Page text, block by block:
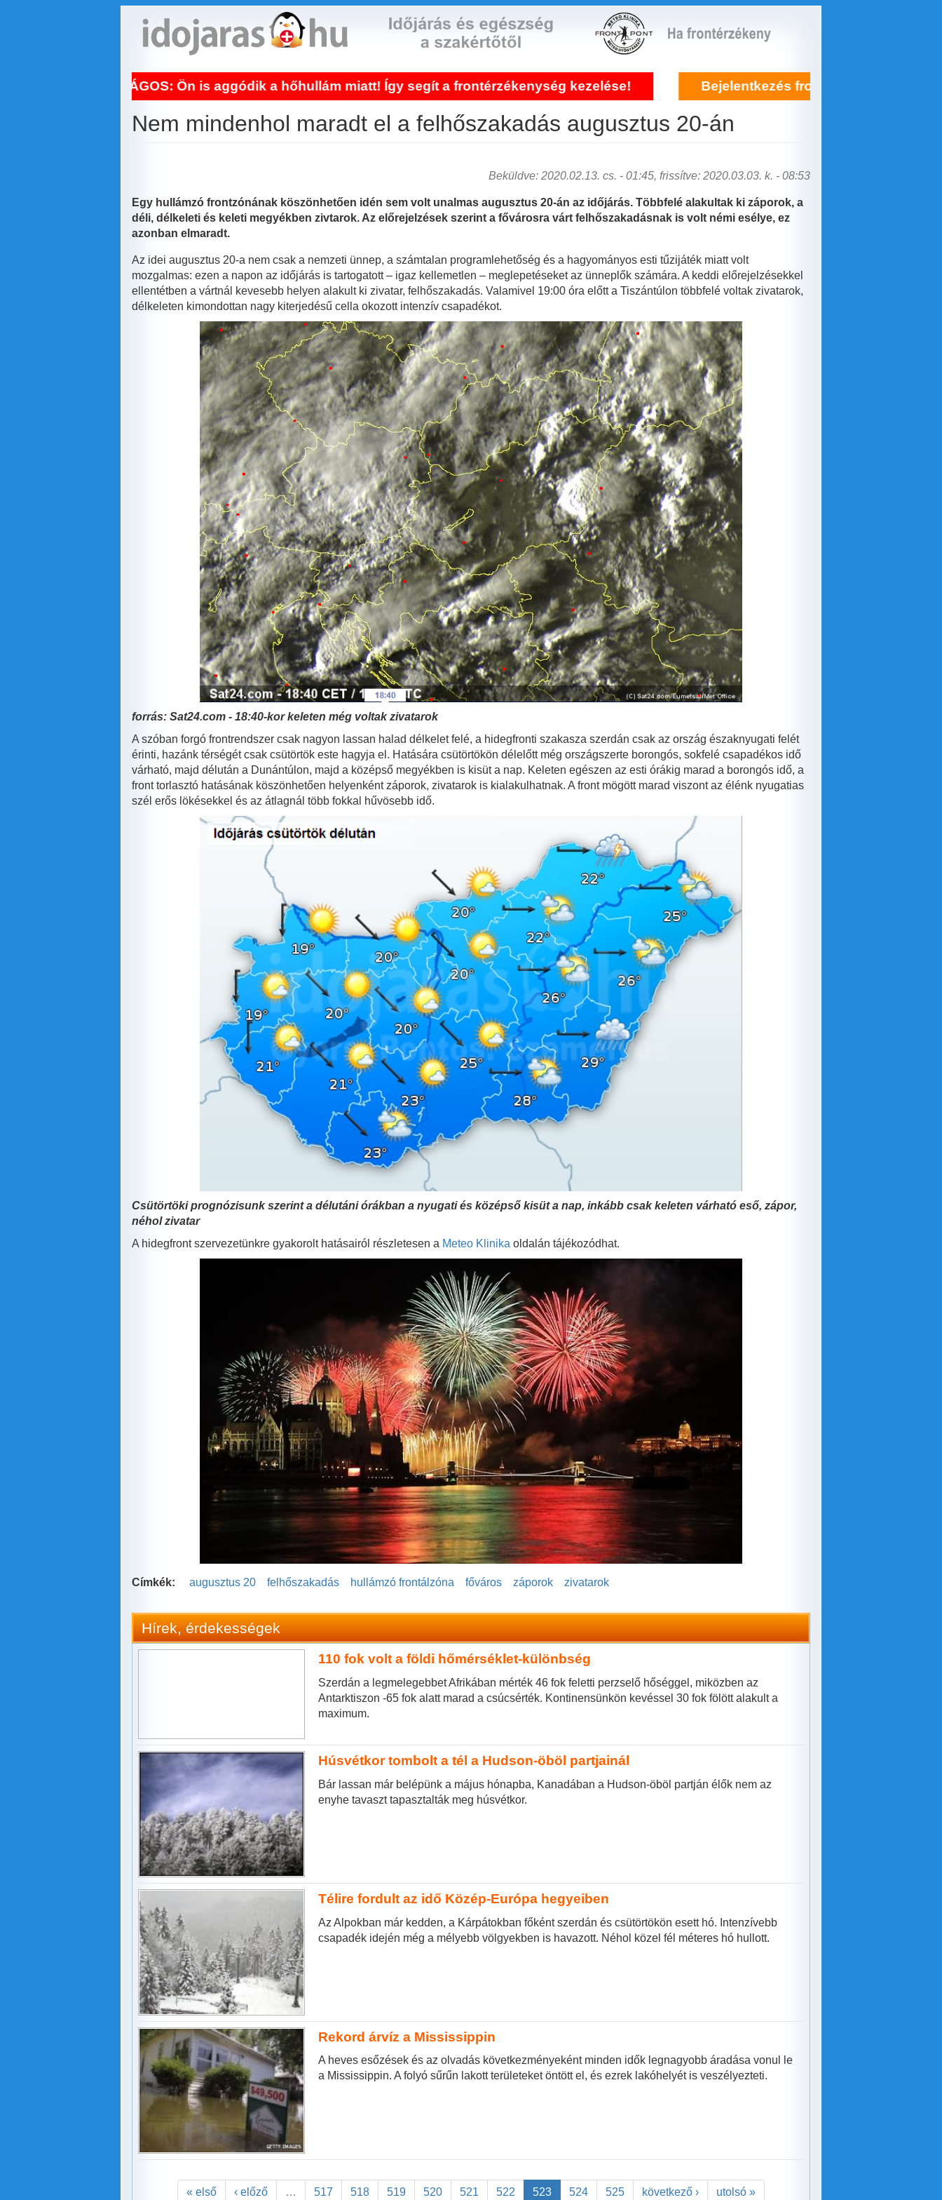
Ön is aggódik a hőhullám miatt! Így segít a frontérzékenység kezelése! Bejelentkezés frontérzékenység kezelésére itt!
Nem mindenhol maradt el a felhőszakadás augusztus 20-án
Beküldve: 2020.02.13. cs. - 01:45, frissítve: 2020.03.03. k. - 08:53
Egy hullámzó frontzónának köszönhetően idén sem volt unalmas augusztus 20-án az időjárás. Többfelé alakultak ki záporok, a
déli, délkeleti és keleti megyékben zivtarok. Az előrejelzések szerint a fővárosra várt felhőszakadásnak is volt némi esélye, ez
azonban elmaradt.
Az idei augusztus 20-a nem csak a nemzeti ünnep, a számtalan programlehetőség és a hagyományos esti tűzijáték miatt volt
mozgalmas: ezen a napon az időjárás is tartogatott – igaz kellemetlen – meglepetéseket az ünneplők számára. A keddi előrejelzésekkel
ellentétben a vártnál kevesebb helyen alakult ki zivatar, felhőszakadás. Valamivel 19:00 óra előtt a Tiszántúlon többfelé voltak zivatarok,
délkeleten kimondottan nagy kiterjedésű cella okozott intenzív csapadékot.
forrás: Sat24.com - 18:40-kor keleten még voltak zivatarok
A szóban forgó frontrendszer csak nagyon lassan halad délkelet felé, a hidegfronti szakasza szerdán csak az ország északnyugati felét
érinti, hazánk térségét csak csütörtök este hagyja el. Hatására csütörtökön délelőtt még országszerte borongós, sokfelé csapadékos idő
várható, majd délután a Dunántúlon, majd a középső megyékben is kisüt a nap. Keleten egészen az esti órákig marad a borongós idő, a
front torlasztó hatásának köszönhetően helyenként záporok, zivatarok is kialakulhatnak. A front mögött marad viszont az élénk nyugatias
szél erős lökésekkel és az átlagnál több fokkal hűvösebb idő.
Csütörtöki prognózisunk szerint a délutáni órákban a nyugati és középső kisüt a nap, inkább csak keleten várható eső, zápor,
néhol zivatar
A hidegfront szervezetünkre gyakorolt hatásairól részletesen a Meteo Klinika oldalán tájékozódhat.
Címkék: augusztus 20 felhőszakadás hullámzó frontálzóna főváros záporok zivatarok
Hírek, érdekességek
110 fok volt a földi hőmérséklet-különbség
Szerdán a legmelegebbet Afrikában mérték 46 fok feletti perzselő hőséggel, miközben az
Antarktiszon -65 fok alatt marad a csúcsérték. Kontinensünkön kevéssel 30 fok fölött alakult a
maximum.
Húsvétkor tombolt a tél a Hudson-öböl partjainál
Bár lassan már belépünk a május hónapba, Kanadában a Hudson-öböl partján élők nem az
enyhe tavaszt tapasztalták meg húsvétkor.
Télire fordult az idő Közép-Európa hegyeiben
Az Alpokban már kedden, a Kárpátokban főként szerdán és csütörtökön esett hó. Intenzívebb
csapadék idején még a mélyebb völgyekben is havazott. Néhol közel fél méteres hó hullott.
Rekord árvíz a Mississippin
A heves esőzések és az olvadás következményeként minden idők legnagyobb áradása vonul le
a Mississippin. A folyó sűrűn lakott területeket öntött el, és ezrek lakóhelyét is veszélyezteti.
« első ‹ előző … 517 518 519 520 521 522 523 524 525 következő › utolsó »